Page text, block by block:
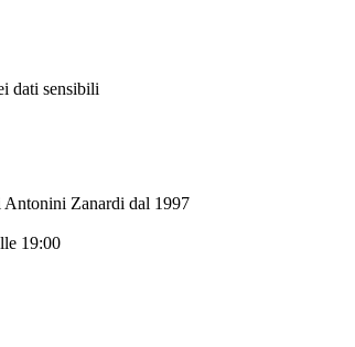
dati sensibili
Zanardi dal 1997
19:00